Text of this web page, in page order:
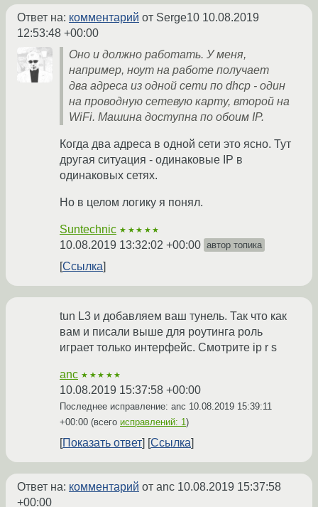
Ответ на: комментарий от Serge10 10.08.2019
12:53:48 +00:00
Оно и должно работать. У меня,
например, ноут на работе получает
два адреса из одной сети по dhcp - один
на проводную сетевую карту, второй на
WiFi. Машина доступна по обоим IP.
Когда два адреса в одной сети это ясно. Тут
другая ситуация - одинаковые IP в
одинаковых сетях.
Но в целом логику я понял.
Suntechnic ★★★★★
10.08.2019 13:32:02 +00:00 автор топика
Ссылка
tun L3 и добавляем ваш тунель. Так что как
вам и писали выше для роутинга роль
играет только интерфейс. Смотрите ip r s
anc ★★★★★
10.08.2019 15:37:58 +00:00
Последнее исправление: anc 10.08.2019 15:39:11
+00:00 (всего исправлений: 1)
Показать ответ Ссылка
Ответ на: комментарий от anc 10.08.2019 15:37:58
+00:00